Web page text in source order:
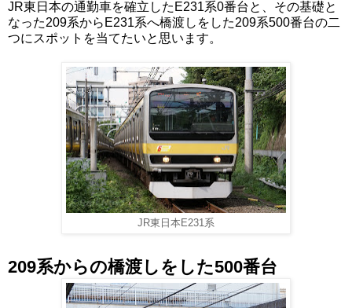
JR東日本の通勤車を確立したE231系0番台と、その基礎と
なった209系からE231系へ橋渡しをした209系500番台の二
つにスポットを当てたいと思います。
JR東日本E231系
209系からの橋渡しをした500番台